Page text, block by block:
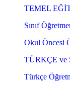
TEMEL
Sınıf
Okul Öncesi
TÜRKÇE
Türkçe